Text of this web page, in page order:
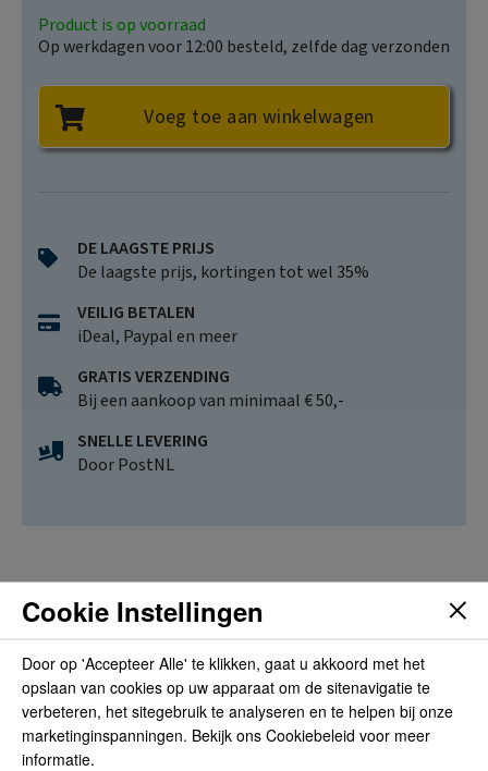
Product is op voorraad
Op werkdagen voor 12:00 besteld, zelfde dag verzonden
Voeg toe aan winkelwagen
DE LAAGSTE PRIJS
De laagste prijs, kortingen tot wel 35%
VEILIG BETALEN
iDeal, Paypal en meer
GRATIS VERZENDING
Bij een aankoop van minimaal € 50,-
SNELLE LEVERING
Door PostNL
Beoordelingen
Schrijf de eerste review over dit product
Schrijf een beoordeling
Cookie Instellingen
Door op 'Accepteer Alle' te klikken, gaat u akkoord met het
opslaan van cookies op uw apparaat om de sitenavigatie te
verbeteren, het sitegebruik te analyseren en te helpen bij onze
marketinginspanningen. Bekijk ons Cookiebeleid voor meer
informatie.